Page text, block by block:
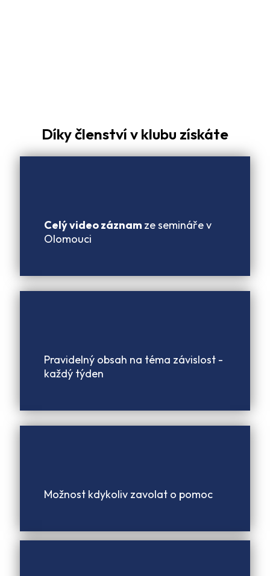
Díky členství v klubu získáte
Celý video záznam ze semináře v
Olomouci
Pravidelný obsah na téma závislost -
každý týden
Možnost kdykoliv zavolat o pomoc